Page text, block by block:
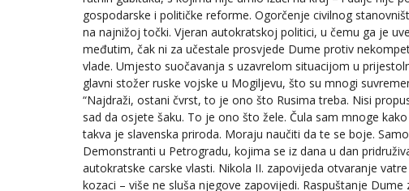
gospodarske i političke reforme. Ogorčenje civilnog
na najnižoj točki. Vjeran autokratskoj politici, u čemu ga je
međutim, čak ni za učestale prosvjede Dume protiv
vlade. Umjesto suočavanja s uzavrelom situacijom u
glavni stožer ruske vojske u Mogiljevu, što su mnogi
“Najdraži, ostani čvrst, to je ono što Rusima treba. Nisi
sad da osjete šaku. To je ono što žele. Čula sam mnoge
takva je slavenska priroda. Moraju naučiti da te se boje.
Demonstranti u Petrogradu, kojima se iz dana u dan
autokratske carske vlasti. Nikola II. zapovijeda otvaranje
kozaci – više ne sluša njegove zapovijedi. Raspuštanje